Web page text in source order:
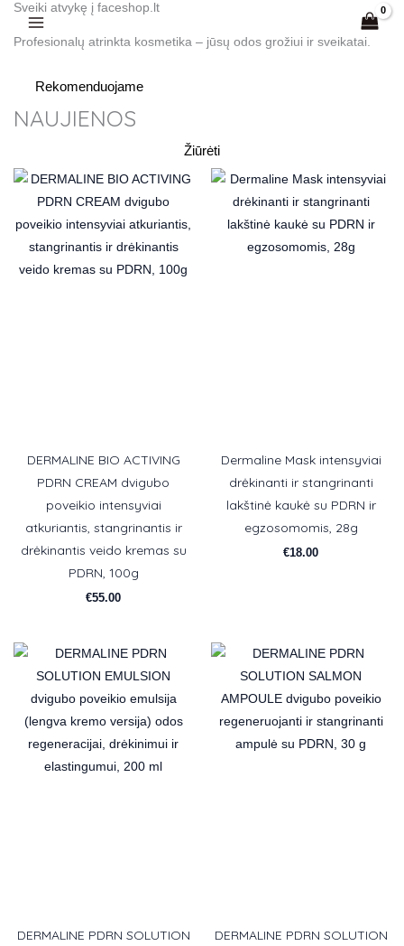
Pereiti
Sveiki atvykę į faceshop.lt
Profesionalų atrinkta kosmetika – jūsų odos grožiui ir sveikatai.
Rekomenduojame
NAUJIENOS
Žiūrėti
DERMALINE BIO ACTIVING
PDRN CREAM dvigubo
poveikio intensyviai
atkuriantis, stangrinantis ir
drėkinantis veido kremas su
PDRN, 100g
€55.00
Dermaline Mask intensyviai
drėkinanti ir stangrinanti
lakštinė kaukė su PDRN ir
egzosomomis, 28g
€18.00
DERMALINE PDRN SOLUTION
DERMALINE PDRN SOLUTION